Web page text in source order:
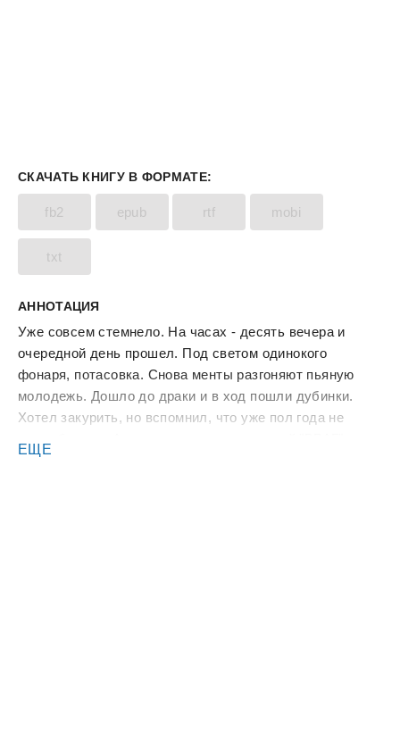
СКАЧАТЬ КНИГУ В ФОРМАТЕ:
fb2 epub rtf mobi
txt
АННОТАЦИЯ
Уже совсем стемнело. На часах - десять вечера и
очередной день прошел. Под светом одинокого
фонаря, потасовка. Снова менты разгоняют пьяную
молодежь. Дошло до драки и в ход пошли дубинки.
Хотел закурить, но вспомнил, что уже пол года не
здесь? Что если все то, что происходит с нами сейчас,
ЕЩЕ